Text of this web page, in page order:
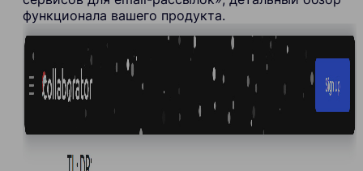
функционала вашего продукта.